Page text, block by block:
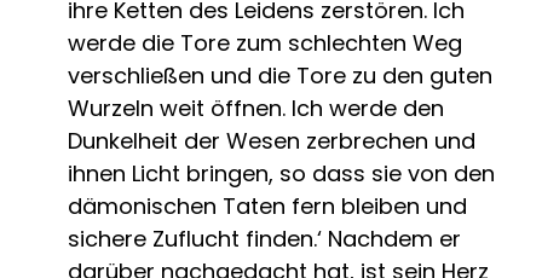
ihre Ketten des Leidens zerstören. Ich
werde die Tore zum schlechten Weg
verschließen und die Tore zu den guten
Wurzeln weit öffnen. Ich werde den
Dunkelheit der Wesen zerbrechen und
ihnen Licht bringen, so dass sie von den
dämonischen Taten fern bleiben und
sichere Zuflucht finden.‘ Nachdem er
darüber nachgedacht hat, ist sein Herz